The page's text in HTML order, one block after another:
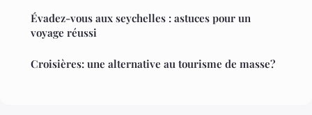
Évadez-vous aux seychelles : astuces pour un
voyage réussi
Croisières: une alternative au tourisme de masse?